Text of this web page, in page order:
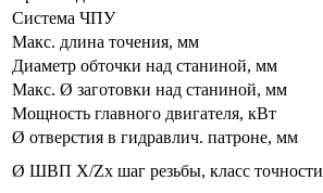
Система ЧПУ
Макс. длина точения, мм
Диаметр обточки над станиной, мм
Макс. Ø заготовки над станиной, мм
Мощность главного двигателя, кВт
Ø отверстия в гидравлич. патроне, мм
Ø ШВП X/Zх шаг резьбы, класс точности